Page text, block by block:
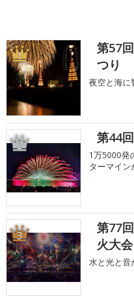
1
第57
つり
夜空と海に
2 第44
1万5000発
ターマイン
3
第77
火大会
水と光と音